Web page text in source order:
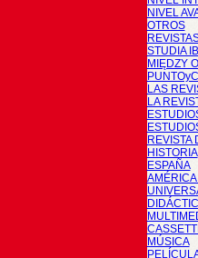
NIVEL
OTROS
STUDIA
MIĘDZY
LAS
LA
REVISTA
HISTORIA
ESPAÑA
MÚSICA